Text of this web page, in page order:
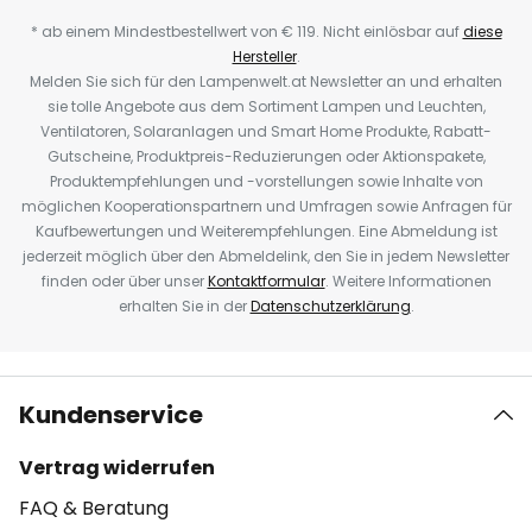
* ab einem Mindestbestellwert von € 119. Nicht einlösbar aufdiese
Hersteller.
Melden Sie sich für den Lampenwelt.at Newsletter an und erhalten
sie tolle Angebote aus dem Sortiment Lampen und Leuchten,
Ventilatoren, Solaranlagen und Smart Home Produkte, Rabatt-
Gutscheine, Produktpreis-Reduzierungen oder Aktionspakete,
Produktempfehlungen und -vorstellungen sowie Inhalte von
möglichen Kooperationspartnern und Umfragen sowie Anfragen für
Kaufbewertungen und Weiterempfehlungen. Eine Abmeldung ist
jederzeit möglich über den Abmeldelink, den Sie in jedem Newsletter
finden oder über unserKontaktformular. Weitere Informationen
erhalten Sie in derDatenschutzerklärung.
Kundenservice
Vertrag widerrufen
FAQ & Beratung